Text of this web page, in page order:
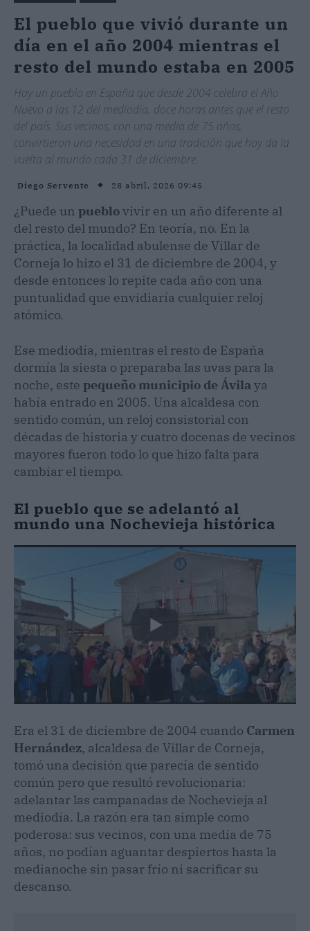
El pueblo que vivió durante un
día en el año 2004 mientras el
resto del mundo estaba en 2005
Hay un pueblo en España que desde 2004 celebra el Año
Nuevo a las 12 del mediodía, doce horas antes que el resto
del país. Sus vecinos, con una media de 75 años,
convirtieron una necesidad en una tradición que hoy da la
vuelta al mundo cada 31 de diciembre.
Diego Servente 28 abril, 2026 09:45
¿Puede un pueblovivir en un año diferente al
del resto del mundo? En teoría, no. En la
práctica, la localidad abulense de Villar de
Corneja lo hizo el 31 de diciembre de 2004, y
desde entonces lo repite cada año con una
puntualidad que envidiaría cualquier reloj
atómico.
Ese mediodía, mientras el resto de España
dormía la siesta o preparaba las uvas para la
noche, este pequeño municipio de Ávila ya
había entrado en 2005. Una alcaldesa con
sentido común, un reloj consistorial con
décadas de historia y cuatro docenas de vecinos
mayores fueron todo lo que hizo falta para
cambiar el tiempo.
El pueblo que se adelantó al
mundo una Nochevieja histórica
Era el 31 de diciembre de 2004 cuando Carmen
Hernández, alcaldesa de Villar de Corneja,
tomó una decisión que parecía de sentido
común pero que resultó revolucionaria:
adelantar las campanadas de Nochevieja al
mediodía. La razón era tan simple como
poderosa: sus vecinos, con una media de 75
años, no podían aguantar despiertos hasta la
medianoche sin pasar frío ni sacrificar su
descanso.